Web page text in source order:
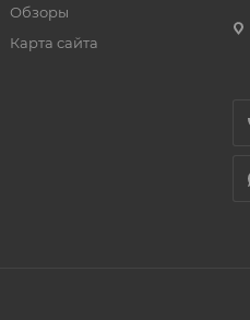
Обзоры
Карта сайта